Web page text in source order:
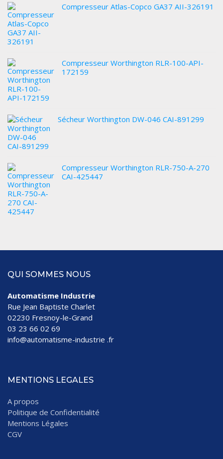
Compresseur Atlas-Copco GA37 AII-326191
Compresseur Worthington RLR-100-API-
172159
Sécheur Worthington DW-046 CAI-891299
Compresseur Worthington RLR-750-A-270
CAI-425447
QUI SOMMES NOUS
Automatisme Industrie
Rue Jean Baptiste Charlet
02230 Fresnoy-le-Grand
03 23 66 02 69
info@automatisme-industrie .fr
MENTIONS LEGALES
A propos
Politique de Confidentialité
Mentions Légales
CGV